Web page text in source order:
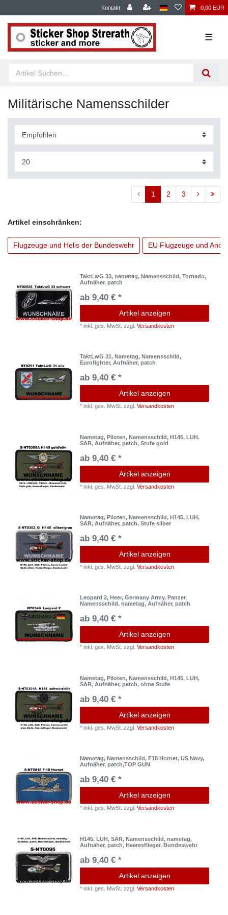
Kontakt 0,00 EUR
☰
Militärische Namensschilder
1 2 3
Artikel einschränken:
Flugzeuge und Helis der Bundeswehr EU Flugzeuge und
TaktLwG 33, nametag, Namensschild, Tornado,
Aufnäher, patch
ab 9,40 € *
Artikel anzeigen
*inkl. ges. MwSt. zzgl.Versandkosten
TaktLwG 31, Nametag, Namensschild,
Eurofighter, Aufnäher, patch
ab 9,40 € *
Artikel anzeigen
*inkl. ges. MwSt. zzgl.Versandkosten
Nametag, Piloten, Namensschild, H145, LUH.
SAR, Aufnäher, patch, Stufe gold
ab 9,40 € *
Artikel anzeigen
*inkl. ges. MwSt. zzgl.Versandkosten
Nametag, Piloten, Namensschild, H145, LUH,
SAR, Aufnäher, patch, Stufe silber
ab 9,40 € *
Artikel anzeigen
*inkl. ges. MwSt. zzgl.Versandkosten
Leopard 2, Heer, Germany Army, Panzer,
Namensschild, nametag, Aufnäher, patch
ab 9,40 € *
Artikel anzeigen
*inkl. ges. MwSt. zzgl.Versandkosten
Nametag, Piloten, Namensschild, H145, LUH,
SAR, Aufnäher, patch, ohne Stufe
ab 9,40 € *
Artikel anzeigen
*inkl. ges. MwSt. zzgl.Versandkosten
Nametag, Namensschild, F18 Hornet, US Navy,
Aufnäher, patch,TOP GUN
ab 9,40 € *
Artikel anzeigen
*inkl. ges. MwSt. zzgl.Versandkosten
H145, LUH, SAR, Namensschild, nametag,
Aufnäher, patch, Heeresflieger, Bundeswehr
ab 9,40 € *
Artikel anzeigen
*inkl. ges. MwSt. zzgl.Versandkosten